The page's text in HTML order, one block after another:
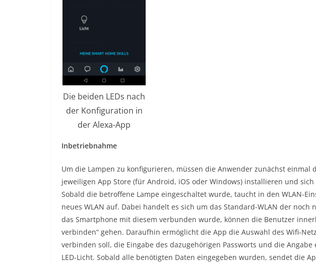
Die beiden LEDs nach
der Konfiguration in
der Alexa-App
Inbetriebnahme
Um die Lampen zu konfigurieren, müssen die Anwender zunächst einmal
jeweiligen App Store (für Android, iOS oder Windows) installieren und
Sobald die betroffene Lampe eingeschaltet wurde, taucht in den WLAN-
neues WLAN auf. Dabei handelt es sich um das Standard-WLAN der noch
das Smartphone mit diesem verbunden wurde, können die Benutzer
verbinden“ gehen. Daraufhin ermöglicht die App die Auswahl des Wifi-
verbinden soll, die Eingabe des dazugehörigen Passworts und die
LED-Licht. Sobald alle benötigten Daten eingegeben wurden, sendet die